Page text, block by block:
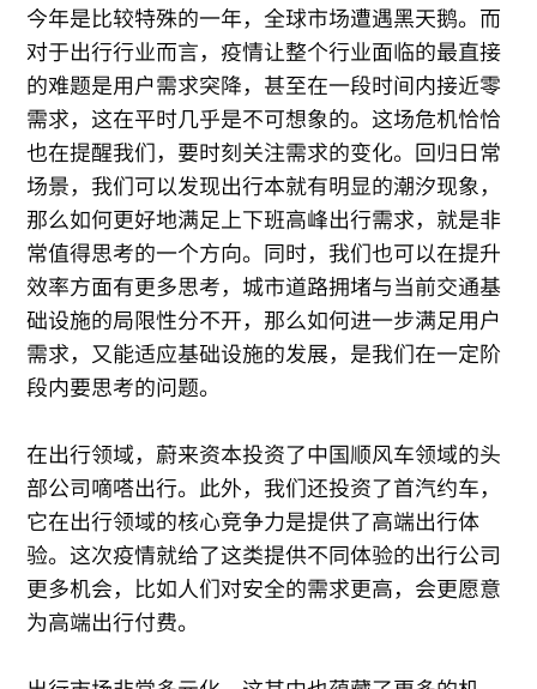
今年是比较特殊的一年，全球市场遭遇黑天鹅。而
对于出行行业而言，疫情让整个行业面临的最直接
的难题是用户需求突降，甚至在一段时间内接近零
需求，这在平时几乎是不可想象的。这场危机恰恰
也在提醒我们，要时刻关注需求的变化。回归日常
场景，我们可以发现出行本就有明显的潮汐现象，
那么如何更好地满足上下班高峰出行需求，就是非
常值得思考的一个方向。同时，我们也可以在提升
效率方面有更多思考，城市道路拥堵与当前交通基
础设施的局限性分不开，那么如何进一步满足用户
需求，又能适应基础设施的发展，是我们在一定阶
段内要思考的问题。
在出行领域，蔚来资本投资了中国顺风车领域的头
部公司嘀嗒出行。此外，我们还投资了首汽约车，
它在出行领域的核心竞争力是提供了高端出行体
验。这次疫情就给了这类提供不同体验的出行公司
更多机会，比如人们对安全的需求更高，会更愿意
为高端出行付费。